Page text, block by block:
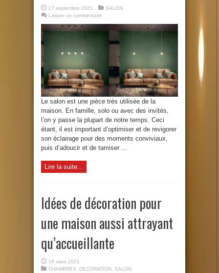
17 septembre 2021
SALON
Laisser un commentaire
Le salon est une pièce très utilisée de la
maison. En famille, solo ou avec des invités,
l’on y passe la plupart de notre temps. Ceci
étant, il est important d’optimiser et de revigorer
son éclairage pour des moments conviviaux,
puis d’adoucir et de tamiser ...
Lire la suite...
Idées de décoration pour
une maison aussi attrayant
qu’accueillante
18 mars 2021
CHAMBRES, DECORATION, SALON